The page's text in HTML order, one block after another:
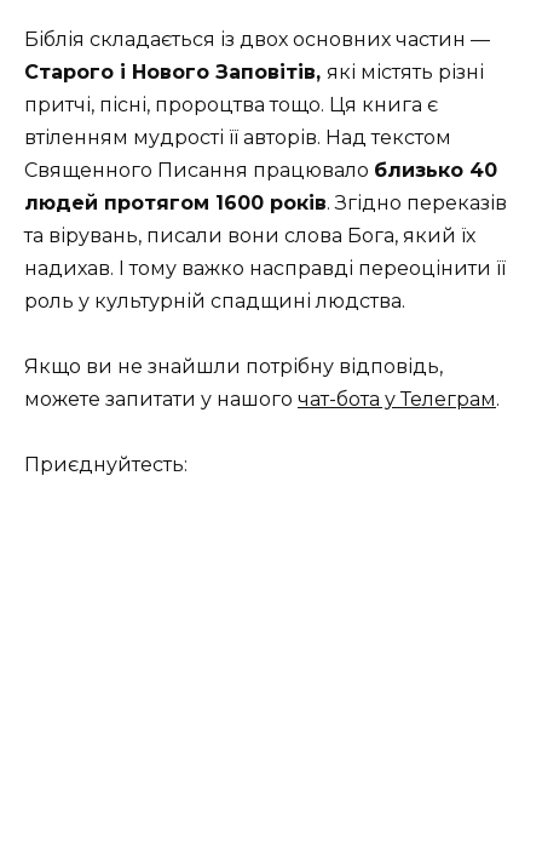
Біблія складається із двох основних частин —
Старого і Нового Заповітів, які містять різні
притчі, пісні, пророцтва тощо. Ця книга є
втіленням мудрості її авторів. Над текстом
Священного Писання працювало близько 40
людей протягом 1600 років. Згідно переказів
та вірувань, писали вони слова Бога, який їх
надихав. І тому важко насправді переоцінити її
роль у культурній спадщині людства.
Якщо ви не знайшли потрібну відповідь,
можете запитати у нашого чат-бота у Телеграм.
Приєднуйтесть: